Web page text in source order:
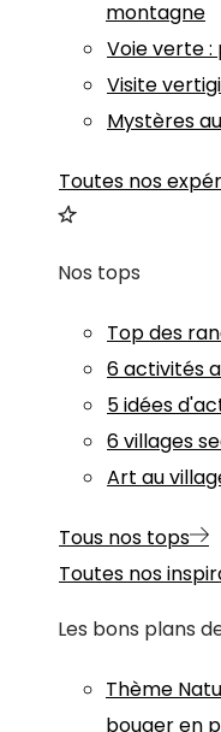
montagne
Voie verte
Visite
Mystères
Toutes nos
Nos tops
Top des
6 activités
5 idées
6 villages
Art au
Tous nos tops
Toutes nos
Les bons plans
Thème
bouger en